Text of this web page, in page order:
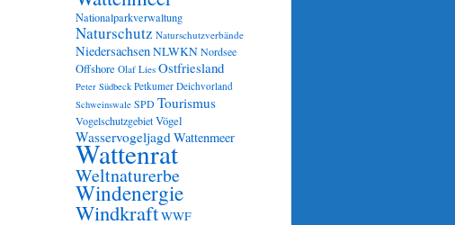
Nationalparkverwaltung
Naturschutz Naturschutzverbände
NiedersachsenNLWKNNordsee
Offshore Olaf Lies Ostfriesland
Peter Südbeck Petkumer Deichvorland
Schweinswale SPDTourismus
VogelschutzgebietVögel
WasservogeljagdWattenmeer
Wattenrat
Weltnaturerbe
Windenergie
WindkraftWWF